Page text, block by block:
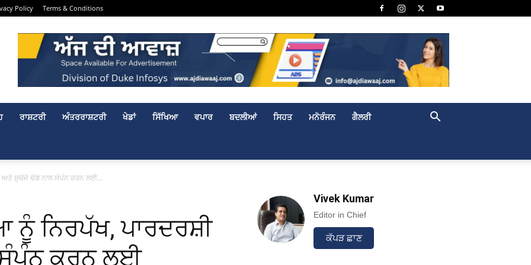
Policy Terms & Conditions
ਰਾਸ਼ਟਰੀ ਅੰਤਰਰਾਸ਼ਟਰੀ ਖੇਡਾਂ ਸਿੱਖਿਆ ਵਪਾਰ ਬਦਲੀਆਂ ਸਿਹਤ ਮਨੋਰੰਜਨ ਗੈਲਰੀ
ਅਤੇ ਸੁਚੱਜੇ ਢੰਗ ਨਾਲ ਸੰਪੰਨ ਕਰਨ ਲਈ...
ਨੂੰ ਨਿਰਪੱਖ, ਪਾਰਦਰਸ਼ੀ
ਕਰਨ ਲਈ
Vivek Kumar
Editor in Chief
ਕੱਪੜ ਛਾਣ